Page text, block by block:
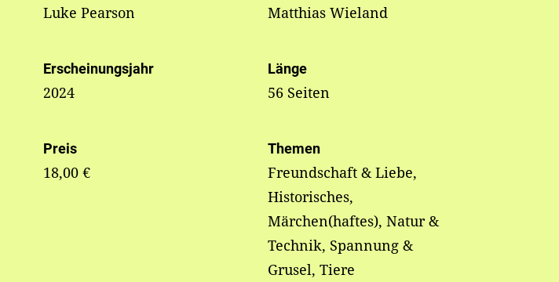
Luke Pearson Matthias Wieland
Erscheinungsjahr
2024
Länge
56 Seiten
Preis
18,00 €
Themen
Freundschaft & Liebe,
Historisches,
Märchen(haftes), Natur &
Technik, Spannung &
Grusel, Tiere